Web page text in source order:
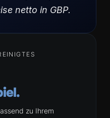
netto in GBP.
zu Ihrem